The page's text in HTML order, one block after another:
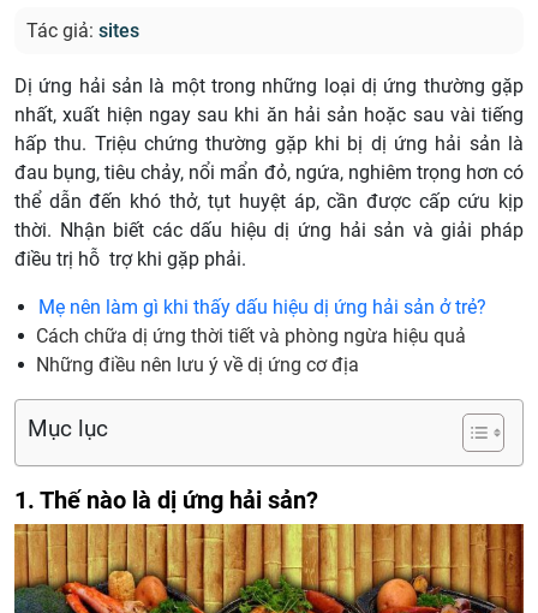
Tác giả: sites
Dị ứng hải sản là một trong những loại dị ứng thường gặp
nhất, xuất hiện ngay sau khi ăn hải sản hoặc sau vài tiếng
hấp thu. Triệu chứng thường gặp khi bị dị ứng hải sản là
đau bụng, tiêu chảy, nổi mẩn đỏ, ngứa, nghiêm trọng hơn có
thể dẫn đến khó thở, tụt huyệt áp, cần được cấp cứu kịp
thời. Nhận biết các dấu hiệu dị ứng hải sản và giải pháp
điều trị hỗ trợ khi gặp phải.
Mẹ nên làm gì khi thấy dấu hiệu dị ứng hải sản ở trẻ?
Cách chữa dị ứng thời tiết và phòng ngừa hiệu quả
Những điều nên lưu ý về dị ứng cơ địa
Mục lục
1. Thế nào là dị ứng hải sản?